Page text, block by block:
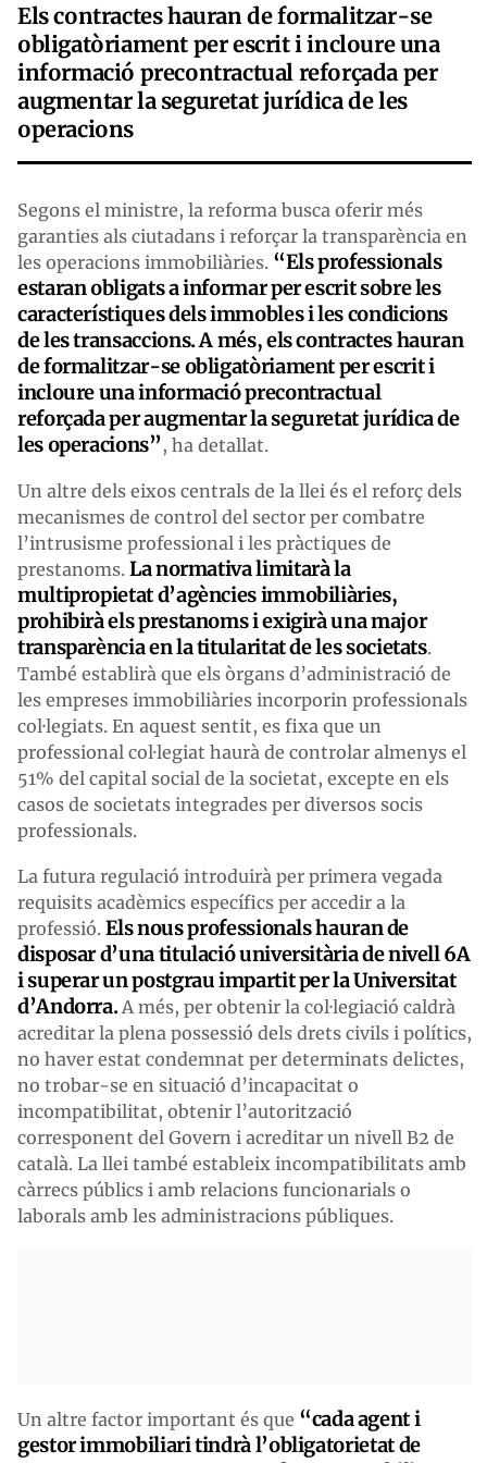
Els contractes hauran de formalitzar-se
obligatòriament per escrit i incloure una
informació precontractual reforçada per
augmentar la seguretat jurídica de les
operacions
Segons el ministre, la reforma busca oferir més
garanties als ciutadans i reforçar la transparència en
les operacions immobiliàries. “Els professionals
estaran obligats a informar per escrit sobre les
característiques dels immobles i les condicions
de les transaccions. A més, els contractes hauran
de formalitzar-se obligatòriament per escrit i
incloure una informació precontractual
reforçada per augmentar la seguretat jurídica de
les operacions”, ha detallat.
Un altre dels eixos centrals de la llei és el reforç dels
mecanismes de control del sector per combatre
l’intrusisme professional i les pràctiques de
prestanoms. La normativa limitarà la
multipropietat d’agències immobiliàries,
prohibirà els prestanoms i exigirà una major
transparència en la titularitat de les societats.
També establirà que els òrgans d’administració de
les empreses immobiliàries incorporin professionals
col·legiats. En aquest sentit, es fixa que un
professional col·legiat haurà de controlar almenys el
51% del capital social de la societat, excepte en els
casos de societats integrades per diversos socis
professionals.
La futura regulació introduirà per primera vegada
requisits acadèmics específics per accedir a la
professió. Els nous professionals hauran de
disposar d’una titulació universitària de nivell 6A
i superar un postgrau impartit per la Universitat
d’Andorra.A més, per obtenir la col·legiació caldrà
acreditar la plena possessió dels drets civils i polítics,
no haver estat condemnat per determinats delictes,
no trobar-se en situació d’incapacitat o
incompatibilitat, obtenir l’autorització
corresponent del Govern i acreditar un nivell B2 de
català. La llei també estableix incompatibilitats amb
càrrecs públics i amb relacions funcionarials o
laborals amb les administracions públiques.
Un altre factor important és que “cada agent i
gestor immobiliari tindrà l’obligatorietat de